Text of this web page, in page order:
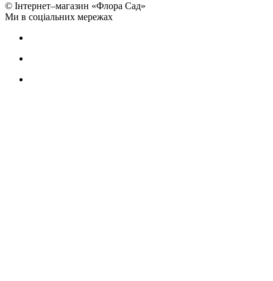
© Інтернет–магазин «Флора Сад»
Ми в соціальних мережах